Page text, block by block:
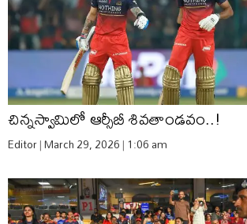
చిన్నస్వామిలో ఆర్సీబీ శివతాండవం..!
Editor March 29, 2026 1:06 am